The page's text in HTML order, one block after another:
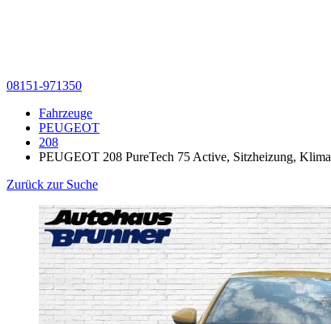
08151-971350
Fahrzeuge
PEUGEOT
208
PEUGEOT 208 PureTech 75 Active, Sitzheizung, Klima
Zurück zur Suche